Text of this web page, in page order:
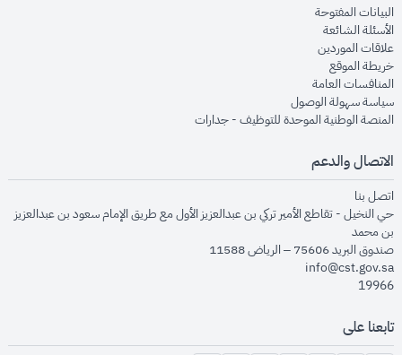
البيانات المفتوحةopens in new window
الأسئلة الشائعةopens in new window
علاقات الموردينopens in new window
خريطة الموقعopens in new window
المنافسات العامةopens in new window
سياسة سهولة الوصولopens in new window
المنصة الوطنية الموحدة للتوظيف - جداراتopens in new window
الاتصال والدعم
اتصل بنا
حي النخيل - تقاطع الأمير تركي بن عبدالعزيز الأول مع طريق الإمام سعود بن عبدالعزيز
بن محمد
صندوق البريد 75606 – الرياض 11588
info@cst.gov.sa
19966
تابعنا على